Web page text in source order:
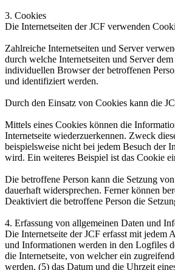
3. Cookies
Die Internetseiten der JCF verwenden
Zahlreiche Internetseiten und Server
durch welche Internetseiten und Server
individuellen Browser der betroffenen
und identifiziert werden.
Durch den Einsatz von Cookies kann die
Mittels eines Cookies können die
Internetseite wiederzuerkennen. Zweck
beispielsweise nicht bei jedem Besuch der
wird. Ein weiteres Beispiel ist das Cookie
Die betroffene Person kann die Setzung
dauerhaft widersprechen. Ferner können
Deaktiviert die betroffene Person die
4. Erfassung von allgemeinen Daten und
Die Internetseite der JCF erfasst mit jedem
und Informationen werden in den Logfiles
die Internetseite, von welcher ein
werden, (5) das Datum und die Uhrzeit